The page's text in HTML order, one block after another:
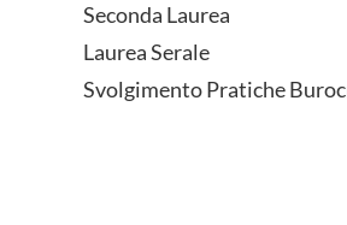
Seconda Laurea
Laurea Serale
Svolgimento Pratiche